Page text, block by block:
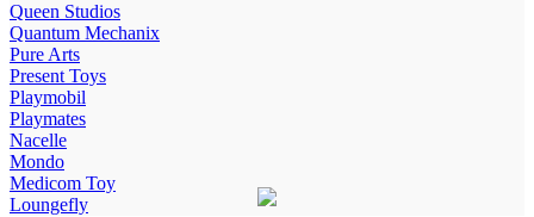
Queen Studios
Quantum Mechanix
Pure Arts
Present Toys
Playmobil
Playmates
Nacelle
Mondo
Medicom Toy
Loungefly